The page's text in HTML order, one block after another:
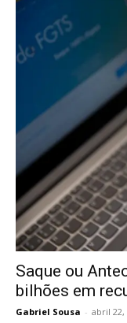
Saque ou
bilhões em
Gabriel Sousa - abril 22,